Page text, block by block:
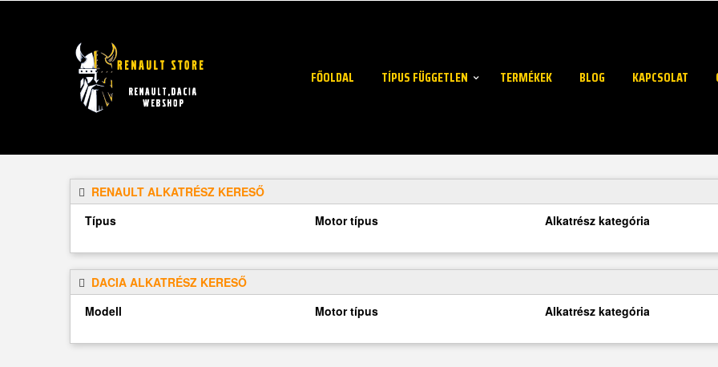
FŐOLDAL TÍPUS FÜGGETLEN TERMÉKEK BLOG KAPCSOLAT
RENAULT ALKATRÉSZ KERESŐ
Típus
Motor típus Alkatrész kategória
DACIA ALKATRÉSZ KERESŐ
Modell
Motor típus Alkatrész kategória